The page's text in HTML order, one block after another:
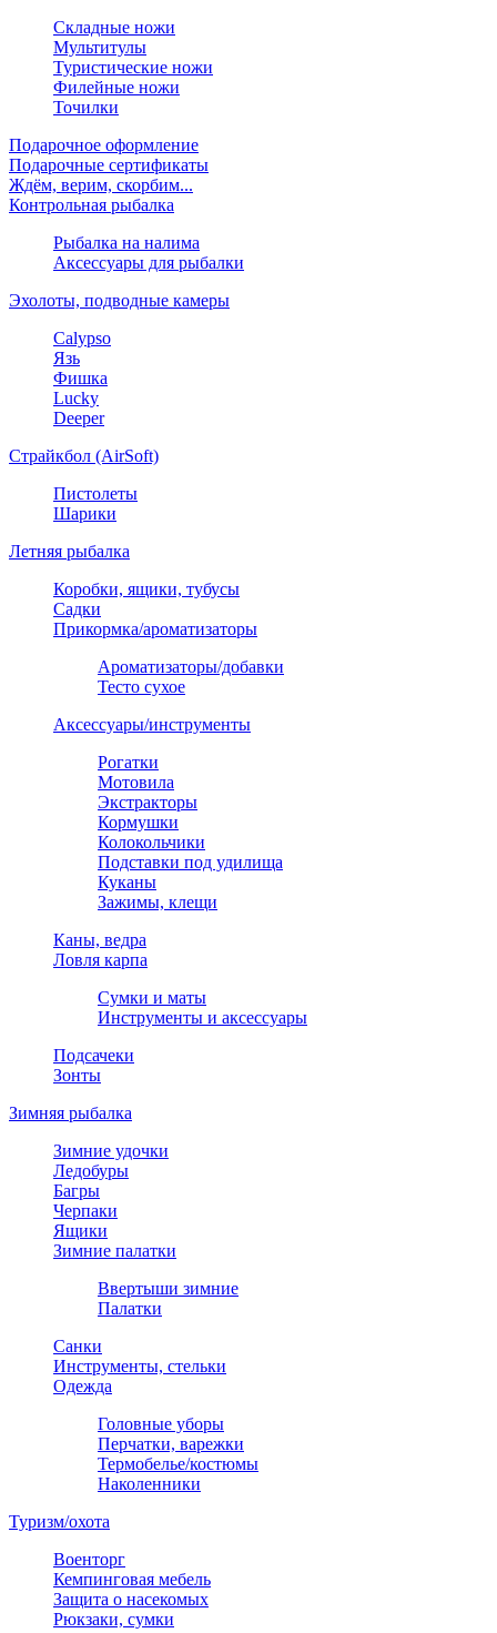
Складные ножи
Мультитулы
Туристические ножи
Филейные ножи
Точилки
Подарочное оформление
Подарочные сертификаты
Ждём, верим, скорбим...
Контрольная рыбалка
Рыбалка на налима
Аксессуары для рыбалки
Эхолоты, подводные камеры
Calypso
Язь
Фишка
Lucky
Deeper
Страйкбол (AirSoft)
Пистолеты
Шарики
Летняя рыбалка
Коробки, ящики, тубусы
Садки
Прикормка/ароматизаторы
Ароматизаторы/добавки
Тесто сухое
Аксессуары/инструменты
Рогатки
Мотовила
Экстракторы
Кормушки
Колокольчики
Подставки под удилища
Куканы
Зажимы, клещи
Каны, ведра
Ловля карпа
Сумки и маты
Инструменты и аксессуары
Подсачеки
Зонты
Зимняя рыбалка
Зимние удочки
Ледобуры
Багры
Черпаки
Ящики
Зимние палатки
Ввертыши зимние
Палатки
Санки
Инструменты, стельки
Одежда
Головные уборы
Перчатки, варежки
Термобелье/костюмы
Наколенники
Туризм/охота
Военторг
Кемпинговая мебель
Защита о насекомых
Рюкзаки, сумки